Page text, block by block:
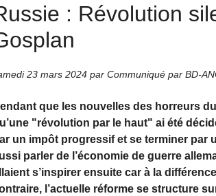
: Révolution
23 mars 2024 par Communiqué par BD-
que les nouvelles des horreurs
"révolution par le haut" ai été
un impôt progressif et se terminer par
parler de l’économie de guerre
s’inspirer ensuite car à la
l’actuelle réforme se structure